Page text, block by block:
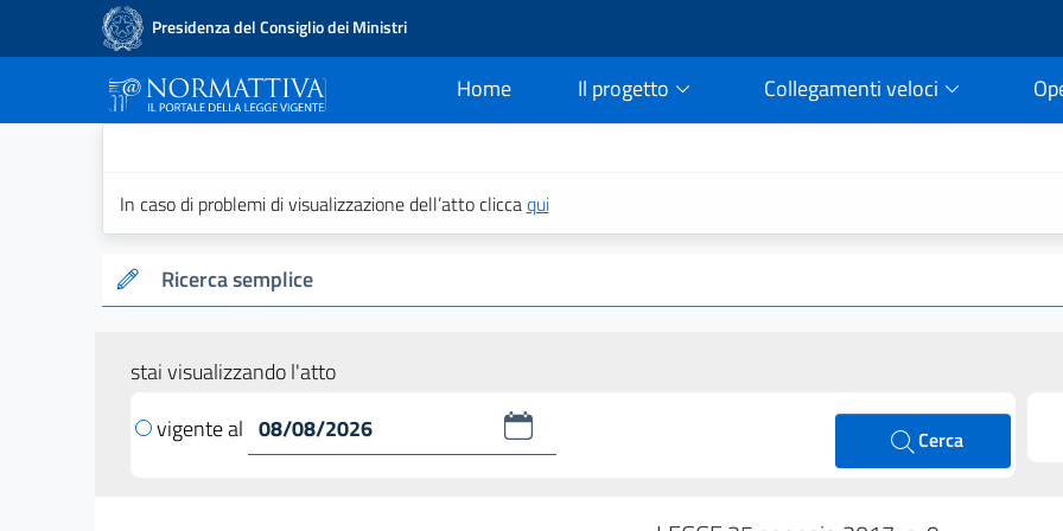
Presidenza del Consiglio dei Ministri
Home
current Il progetto Collegamenti veloci
In caso di problemi di visualizzazione dell’atto cliccaqui
Ricerca semplice
stai visualizzando l'atto
vigente al
Cerca